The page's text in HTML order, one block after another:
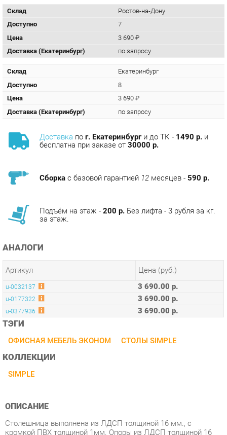
Цена 3 690 ₽
Доставка (Екатеринбург) по запросу
Склад
Екатеринбург
Доступно
г. Екатеринбург и до ТК -
бесплатна при заказе от30000 р.
Сборкас базовой гарантией12месяцев - 590 р.
Подъём на этаж -200 р.Без лифта - 3 рубля за кг.
за этаж.
АНАЛОГИ
u-0032137
u-0177322 3 690.00 р.
u-0377936 3 690.00 р.
ТЭГИ
ОФИСНАЯ МЕБЕЛЬ ЭКОНОМ СТОЛЫ SIMPLE
КОЛЛЕКЦИИ
ОПИСАНИЕ
Столешница выполнена из ЛДСП толщиной 16 мм., с
Условия покупки